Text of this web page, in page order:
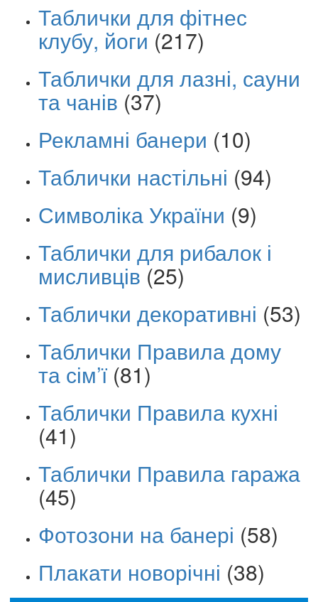
Таблички для фітнес
клубу, йоги (217)
Таблички для лазні, сауни
та чанів (37)
Рекламні банери (10)
Таблички настільні (94)
Символіка України (9)
Таблички для рибалок і
мисливців (25)
Таблички декоративні (53)
Таблички Правила дому
та сім’ї (81)
Таблички Правила кухні
(41)
Таблички Правила гаража
(45)
Фотозони на банері (58)
Плакати новорічні (38)